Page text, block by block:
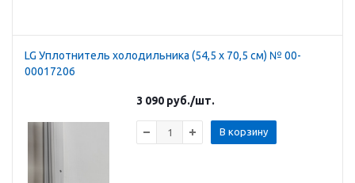
LG Уплотнитель холодильника (54,5 х 70,5 см) № 00-
00017206
3 090 руб./шт.
В корзину